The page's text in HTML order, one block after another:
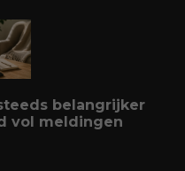
belangrijker
vol meldingen